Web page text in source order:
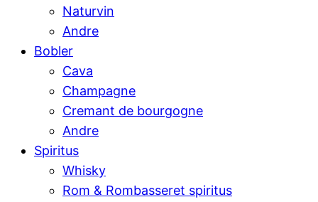
Naturvin
Andre
Bobler
Cava
Champagne
Cremant de bourgogne
Andre
Spiritus
Whisky
Rom & Rombasseret spiritus